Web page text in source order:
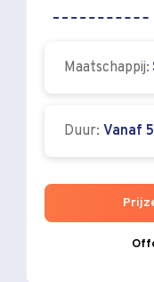
Maatschappij:
Duur: Vanaf